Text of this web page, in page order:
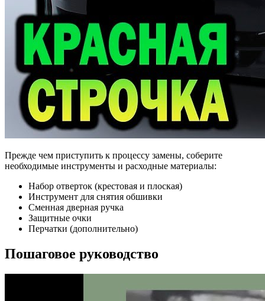
Прежде чем приступить к процессу замены, соберите
необходимые инструменты и расходные материалы:
Набор отверток (крестовая и плоская)
Инструмент для снятия обшивки
Сменная дверная ручка
Защитные очки
Перчатки (дополнительно)
Пошаговое руководство